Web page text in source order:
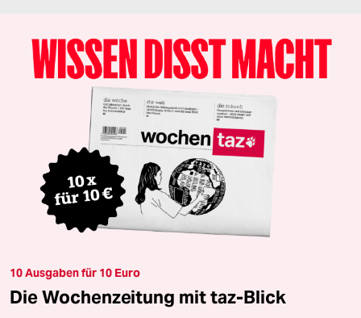
10 Ausgaben für 10 Euro
Die Wochenzeitung mit taz-Blick